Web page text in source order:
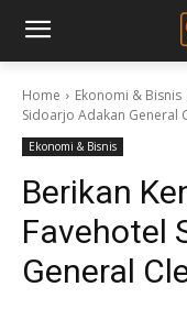
Home Ekonomi & Bisnis
Sidoarjo Adakan General
Ekonomi & Bisnis
Berikan
Favehotel
General